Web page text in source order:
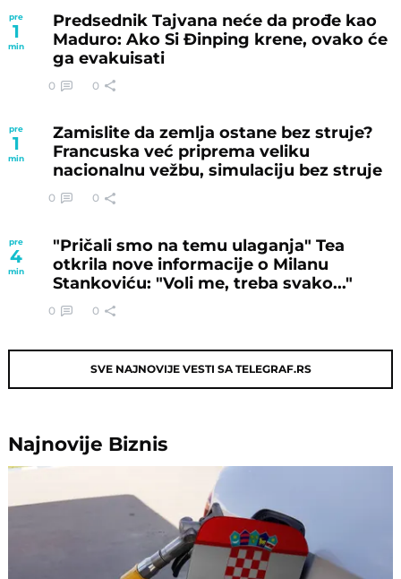
pre
1
min
Predsednik Tajvana neće da prođe kao
Maduro: Ako Si Đinping krene, ovako će
ga evakuisati
0 0
pre
1
min
Zamislite da zemlja ostane bez struje?
Francuska već priprema veliku
nacionalnu vežbu, simulaciju bez struje
0 0
pre
4
min
"Pričali smo na temu ulaganja" Tea
otkrila nove informacije o Milanu
Stankoviću: "Voli me, treba svako..."
0 0
SVE NAJNOVIJE VESTI SA TELEGRAF.RS
Najnovije Biznis